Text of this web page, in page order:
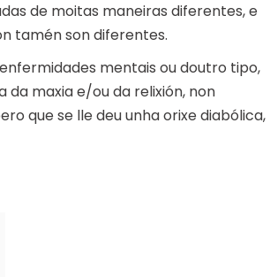
de moitas maneiras diferentes, e
tamén son diferentes.
mentais ou doutro tipo,
maxia e/ou da relixión, non
que se lle deu unha orixe diabólica,